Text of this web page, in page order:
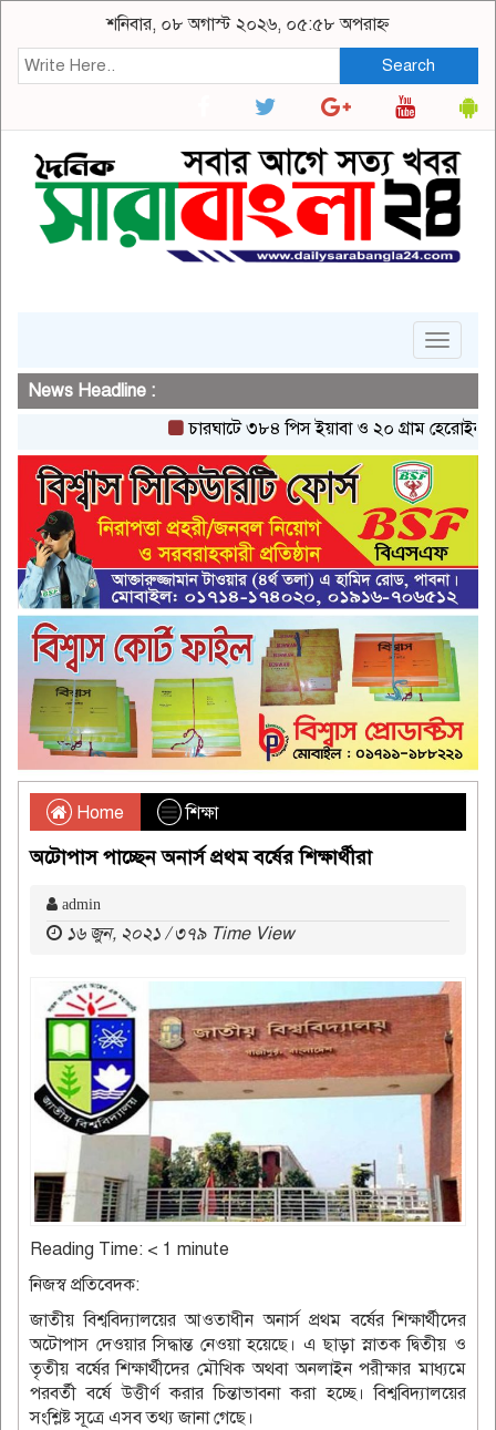
শনিবার, ০৮ অগাস্ট ২০২৬, ০৫:৫৮ অপরাহ্ন
Search
Toggle
News Headline :
চারঘাটে ৩৮৪ পিস ইয়াবা ও ২০ গ্রাম হেরোইনসহ
Home শিক্ষা
অটোপাস পাচ্ছেন অনার্স প্রথম বর্ষের শিক্ষার্থীরা
admin
১৬ জুন, ২০২১ / ৩৭৯ Time View
Reading Time: < 1 minute
নিজস্ব প্রতিবেদক:
জাতীয় বিশ্ববিদ্যালয়ের আওতাধীন অনার্স প্রথম বর্ষের শিক্ষার্থীদের
অটোপাস দেওয়ার সিদ্ধান্ত নেওয়া হয়েছে। এ ছাড়া স্নাতক দ্বিতীয় ও
তৃতীয় বর্ষের শিক্ষার্থীদের মৌখিক অথবা অনলাইন পরীক্ষার মাধ্যমে
পরবর্তী বর্ষে উত্তীর্ণ করার চিন্তাভাবনা করা হচ্ছে। বিশ্ববিদ্যালয়ের
সংশ্লিষ্ট সূত্রে এসব তথ্য জানা গেছে।